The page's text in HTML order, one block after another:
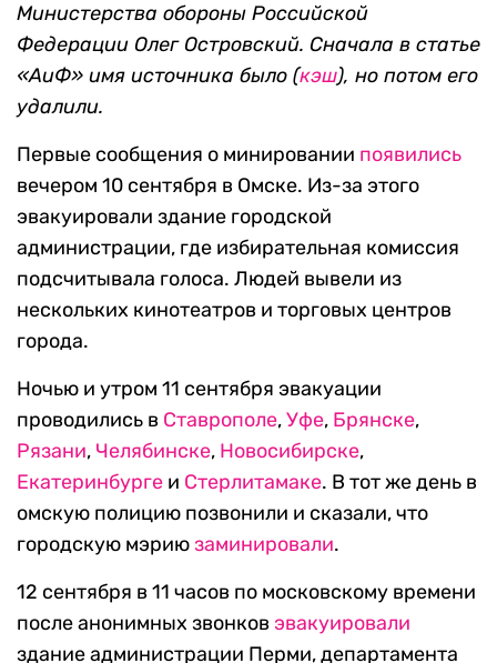
Министерства обороны Российской
Федерации Олег Островский. Сначала в статье
«АиФ» имя источника было (кэш), но потом его
удалили.
Первые сообщения о минировании появились
вечером 10 сентября в Омске. Из-за этого
эвакуировали здание городской
администрации, где избирательная комиссия
подсчитывала голоса. Людей вывели из
нескольких кинотеатров и торговых центров
города.
Ночью и утром 11 сентября эвакуации
проводились в Ставрополе,Уфе, Брянске,
Рязани, Челябинске, Новосибирске,
Екатеринбурге и Стерлитамаке. В тот же день в
омскую полицию позвонили и сказали, что
городскую мэриюзаминировали.
12 сентября в 11 часов по московскому времени
после анонимных звонков эвакуировали
здание администрации Перми, департамента